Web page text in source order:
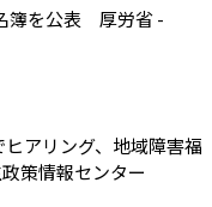
簿を公表 厚労省 -
ヒアリング、地域障害福
策情報センター